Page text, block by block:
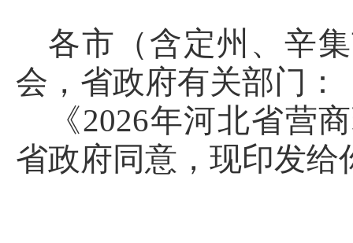
各市（含定州、辛
会，省政府有关部门：
《2026年河北省营
省政府同意，现印发